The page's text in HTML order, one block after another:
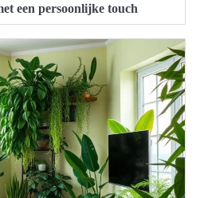
een persoonlijke touch